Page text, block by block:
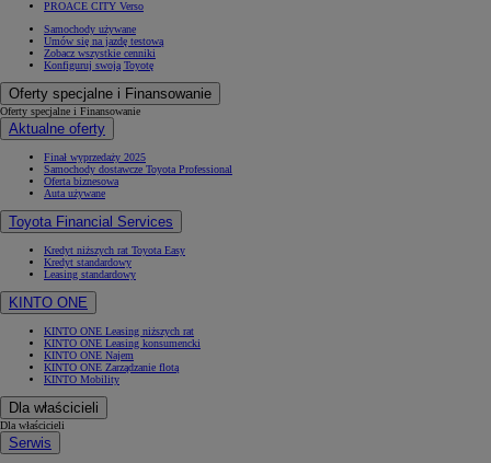
PROACE CITY Verso
Samochody używane
Umów się na jazdę testową
Zobacz wszystkie cenniki
Konfiguruj swoją Toyotę
Oferty specjalne i Finansowanie
Oferty specjalne i Finansowanie
Aktualne oferty
Finał wyprzedaży 2025
Samochody dostawcze Toyota Professional
Oferta biznesowa
Auta używane
Toyota Financial Services
Kredyt niższych rat Toyota Easy
Kredyt standardowy
Leasing standardowy
KINTO ONE
KINTO ONE Leasing niższych rat
KINTO ONE Leasing konsumencki
KINTO ONE Najem
KINTO ONE Zarządzanie flotą
KINTO Mobility
Dla właścicieli
Dla właścicieli
Serwis